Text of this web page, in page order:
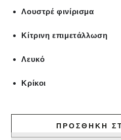
Λουστρέ φινίρισμα
Κίτρινη επιμετάλλωση
Λευκό
Κρίκοι
ΠΡΟΣΘΉΚΗ